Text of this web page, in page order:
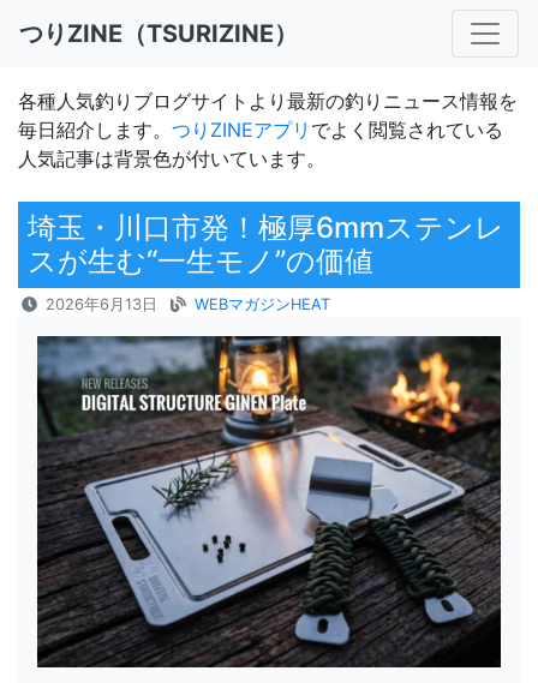
つりZINE（TSURIZINE）
各種人気釣りブログサイトより最新の釣りニュース情報を
毎日紹介します。 つりZINEアプリ でよく閲覧されている
人気記事は背景色が付いています。
埼玉・川口市発！極厚6mmステンレ
スが生む“一生モノ”の価値
2026年6月13日 WEBマガジンHEAT